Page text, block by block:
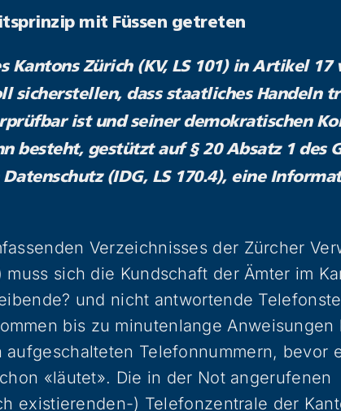
mit Füssen getreten
Kantons Zürich (KV, LS 101) in Artikel 17
sicherstellen, dass staatliches Handeln
ist und seiner demokratischen
besteht, gestützt auf § 20 Absatz 1 des
(IDG, LS 170.4), eine
Verzeichnisses der Zürcher
muss sich die Kundschaft der Ämter im
und nicht antwortende
bis zu minutenlange Anweisungen
Telefonnummern, bevor
«läutet». Die in der Not angerufenen
existierenden-) Telefonzentrale der